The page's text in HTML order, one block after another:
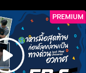
PREMIUM